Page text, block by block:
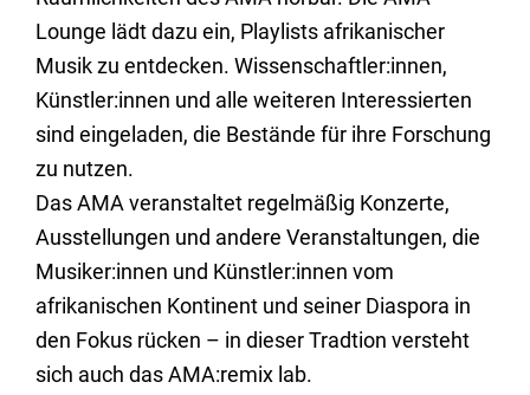
Lounge lädt dazu ein, Playlists afrikanischer
Musik zu entdecken. Wissenschaftler:innen,
Künstler:innen und alle weiteren Interessierten
sind eingeladen, die Bestände für ihre Forschung
zu nutzen.
Das AMA veranstaltet regelmäßig Konzerte,
Ausstellungen und andere Veranstaltungen, die
Musiker:innen und Künstler:innen vom
afrikanischen Kontinent und seiner Diaspora in
den Fokus rücken – in dieser Tradtion versteht
sich auch das AMA:remix lab.